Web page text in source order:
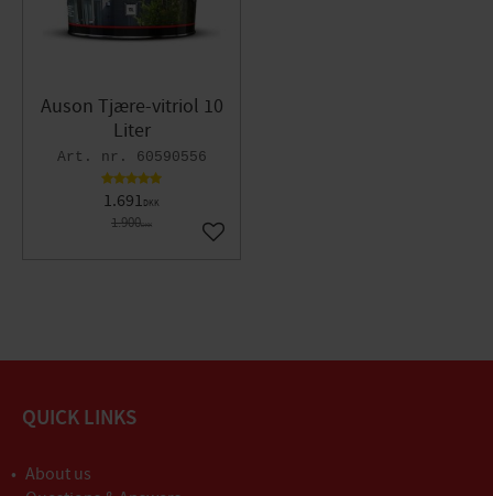
Auson Tjære-vitriol 10
Liter
60590556
1.691DKK
1.900DKK
Gem som favorit
QUICK LINKS
About us